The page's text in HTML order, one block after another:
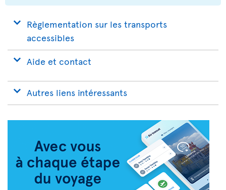
Règlementation sur les transports
accessibles
Aide et contact
Autres liens intéressants